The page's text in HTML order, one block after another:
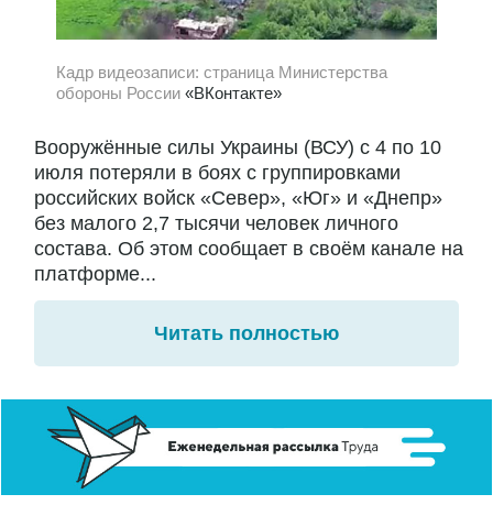
Кадр видеозаписи: страница Министерства
обороны России «ВКонтакте»
Вооружённые силы Украины (ВСУ) с 4 по 10
июля потеряли в боях с группировками
российских войск «Север», «Юг» и «Днепр»
без малого 2,7 тысячи человек личного
состава. Об этом сообщает в своём канале на
платформе...
Читать полностью